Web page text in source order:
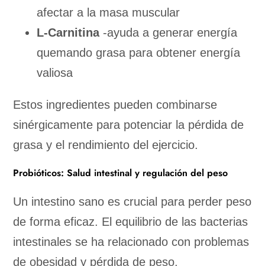
afectar a la masa muscular
L-Carnitina-ayuda a generar energía
quemando grasa para obtener energía
valiosa
Estos ingredientes pueden combinarse
sinérgicamente para potenciar la pérdida de
grasa y el rendimiento del ejercicio.
Probióticos: Salud intestinal y regulación del peso
Un intestino sano es crucial para perder peso
de forma eficaz. El equilibrio de las bacterias
intestinales se ha relacionado con problemas
de obesidad y pérdida de peso.